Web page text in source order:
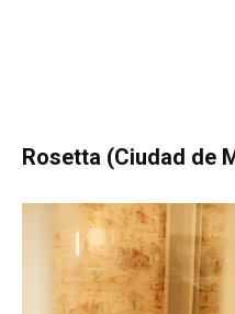
Rosetta (Ciudad de